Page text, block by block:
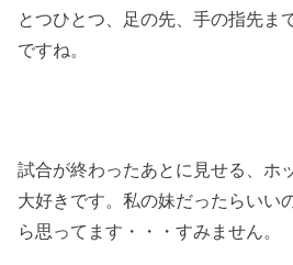
とつひとつ、足の先、手の指先ま
ですね。
試合が終わったあとに見せる、ホ
大好きです。私の妹だったらいい
ら思ってます・・・すみません。